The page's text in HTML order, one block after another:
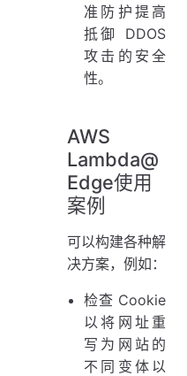
准防护提高
抵御 DDOS
攻击的安全
性。
AWS
Lambda@
Edge使用
案例
可以构建各种解
决方案，例如：
检查 Cookie
以将网址重
写为网站的
不同变体以